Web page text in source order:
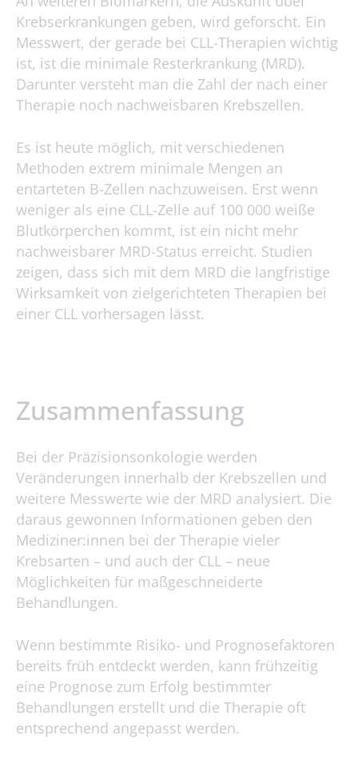
Krebserkrankungen geben, wird geforscht. Ein
Messwert, der gerade bei CLL-Therapien wichtig
ist, ist die minimale Resterkrankung (MRD).
Darunter versteht man die Zahl der nach einer
Therapie noch nachweisbaren Krebszellen.
Es ist heute möglich, mit verschiedenen
Methoden extrem minimale Mengen an
entarteten B-Zellen nachzuweisen. Erst wenn
weniger als eine CLL-Zelle auf 100 000 weiße
Blutkörperchen kommt, ist ein nicht mehr
nachweisbarer MRD-Status erreicht. Studien
zeigen, dass sich mit dem MRD die langfristige
Wirksamkeit von zielgerichteten Therapien bei
einer CLL vorhersagen lässt.
Zusammenfassung
Bei der Präzisionsonkologie werden
Veränderungen innerhalb der Krebszellen und
weitere Messwerte wie der MRD analysiert. Die
daraus gewonnen Informationen geben den
Mediziner:innen bei der Therapie vieler
Krebsarten – und auch der CLL – neue
Möglichkeiten für maßgeschneiderte
Behandlungen.
Wenn bestimmte Risiko- und Prognosefaktoren
bereits früh entdeckt werden, kann frühzeitig
eine Prognose zum Erfolg bestimmter
Behandlungen erstellt und die Therapie oft
entsprechend angepasst werden.